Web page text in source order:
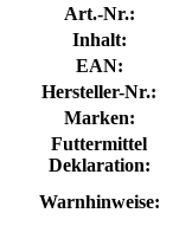
Art.-Nr.:
Inhalt:
EAN:
Hersteller-Nr.:
Marken:
Futtermittel
Deklaration:
Warnhinweise: